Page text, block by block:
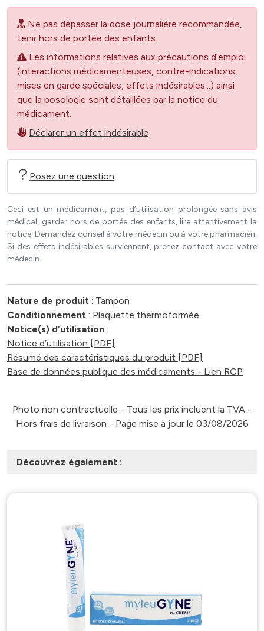
Ne pas dépasser la dose journalière recommandée,
tenir hors de portée des enfants.
Les informations relatives aux précautions d’emploi
(interactions médicamenteuses, contre-indications,
mises en garde spéciales, effets indésirables...) ainsi
que la posologie sont détaillées par la notice du
médicament.
Déclarer un effet indésirable
Posez une question
Ceci est un médicament, pas d’utilisation prolongée sans avis
médical, garder hors de portée des enfants, lire attentivement la
notice. Demandez conseil à votre médecin ou à votre pharmacien.
Si des effets indésirables surviennent, prenez contact avec votre
médecin.
Nature de produit : Tampon
Conditionnement : Plaquette thermoformée
Notice(s) d’utilisation :
Notice d’utilisation [PDF]
Résumé des caractéristiques du produit [PDF]
Base de données publique des médicaments - Lien RCP
Photo non contractuelle - Tous les prix incluent la TVA -
Hors frais de livraison - Page mise à jour le 03/08/2026
Découvrez également :